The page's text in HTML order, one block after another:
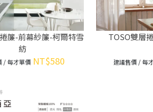
簾-前幕紗簾-柯爾特雪
紡
/ 每才單價 NT$580
TOSO雙層
建議售價 / 每